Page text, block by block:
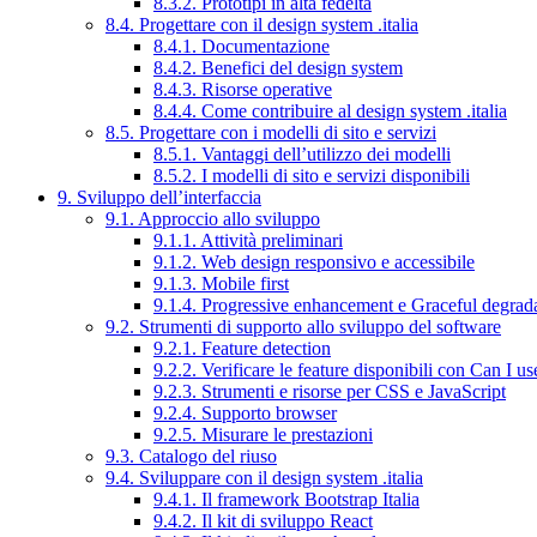
8.4. Progettare con il design system .italia
8.4.1. Documentazione
8.4.2. Benefici del design system
8.4.3. Risorse operative
8.4.4. Come contribuire al design system .italia
8.5. Progettare con i modelli di sito e servizi
8.5.1. Vantaggi dell’utilizzo dei modelli
8.5.2. I modelli di sito e servizi disponibili
9. Sviluppo dell’interfaccia
9.1. Approccio allo sviluppo
9.1.1. Attività preliminari
9.1.2. Web design responsivo e accessibile
9.1.3. Mobile first
9.1.4. Progressive enhancement e Graceful
9.2. Strumenti di supporto allo sviluppo del software
9.2.1. Feature detection
9.2.2. Verificare le feature disponibili con Can I
9.2.3. Strumenti e risorse per CSS e JavaScript
9.2.4. Supporto browser
9.2.5. Misurare le prestazioni
9.3. Catalogo del riuso
9.4. Sviluppare con il design system .italia
9.4.1. Il framework Bootstrap Italia
9.4.2. Il kit di sviluppo React